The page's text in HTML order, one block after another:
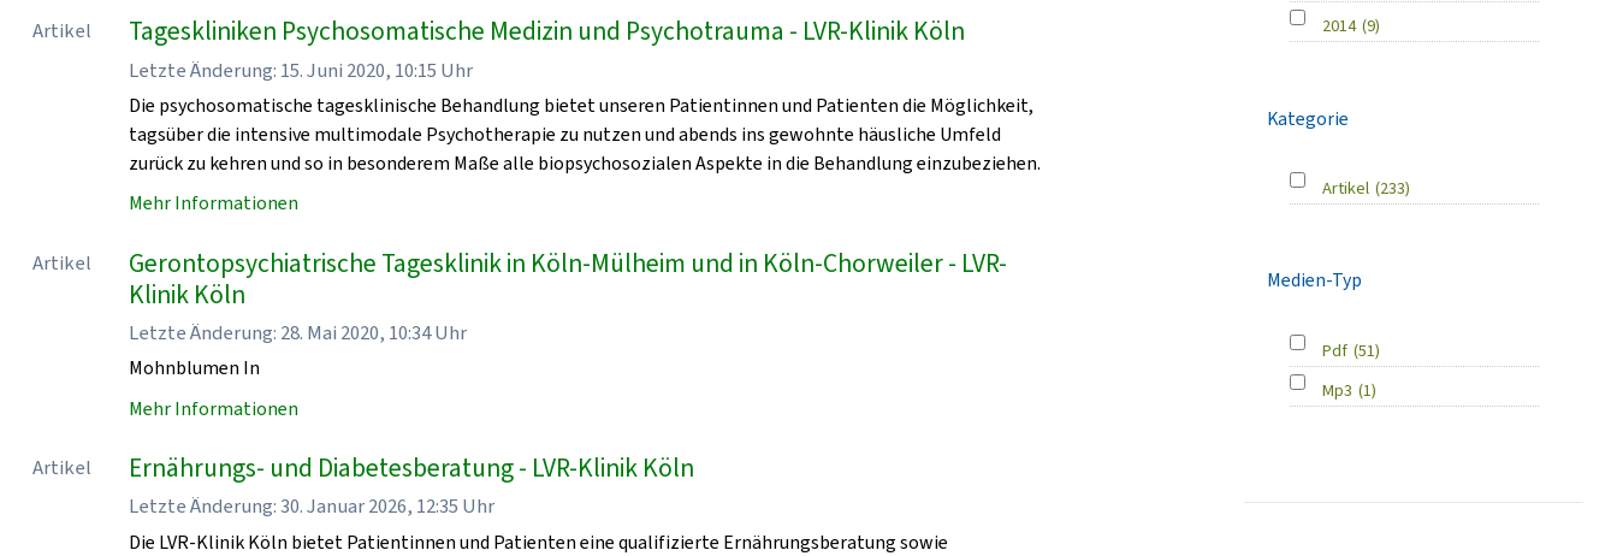
Artikel Tageskliniken Psychosomatische Medizin und Psychotrauma - LVR-Klinik Köln
Letzte Änderung: 15. Juni 2020, 10:15 Uhr
Die psychosomatische tagesklinische Behandlung bietet unseren Patientinnen und Patienten die Möglichkeit,
tagsüber die intensive multimodale Psychotherapie zu nutzen und abends ins gewohnte häusliche Umfeld
zurück zu kehren und so in besonderem Maße alle biopsychosozialen Aspekte in die Behandlung einzubeziehen.
Mehr Informationen
Artikel
Gerontopsychiatrische Tagesklinik in Köln-Mülheim und in Köln-Chorweiler - LVR-
Klinik Köln
Letzte Änderung: 28. Mai 2020, 10:34 Uhr
Mohnblumen In
Mehr Informationen
Artikel Ernährungs- und Diabetesberatung - LVR-Klinik Köln
Letzte Änderung: 30. Januar 2026, 12:35 Uhr
Die LVR-Klinik Köln bietet Patientinnen und Patienten eine qualifizierte Ernährungsberatung sowie
2014 (9)
Kategorie
Artikel (233)
Medien-Typ
Pdf (51)
Mp3 (1)